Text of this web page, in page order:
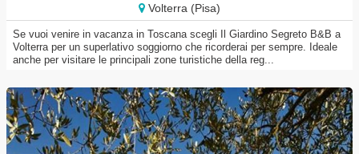
Volterra (Pisa)
Se vuoi venire in vacanza in Toscana scegli Il Giardino Segreto B&B a
Volterra per un superlativo soggiorno che ricorderai per sempre. Ideale
anche per visitare le principali zone turistiche della reg...